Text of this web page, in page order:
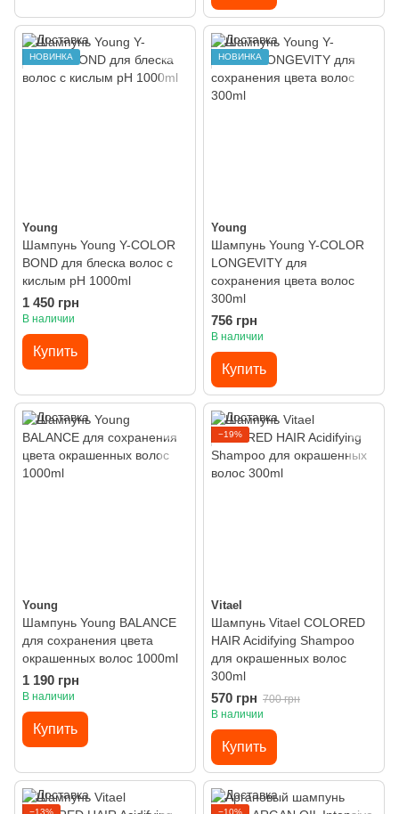
НОВИНКА
Young
Шампунь Young Y-COLOR
BOND для блеска волос с
кислым pH 1000ml
1 450 грн
В наличии
Купить
НОВИНКА
Young
Шампунь Young Y-COLOR
LONGEVITY для
сохранения цвета волос
300ml
756 грн
В наличии
Купить
Young
Шампунь Young BALANCE
для сохранения цвета
окрашенных волос 1000ml
1 190 грн
В наличии
Купить
−19%
Vitael
Шампунь Vitael COLORED
HAIR Acidifying Shampoo
для окрашенных волос
300ml
570 грн 700 грн
В наличии
Купить
−13% −10%